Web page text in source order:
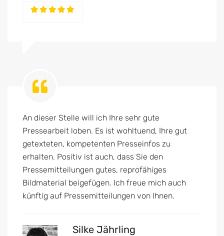
An dieser Stelle will ich Ihre sehr gute
Pressearbeit loben. Es ist wohltuend, Ihre gut
getexteten, kompetenten Presseinfos zu
erhalten. Positiv ist auch, dass Sie den
Pressemitteilungen gutes, reprofähiges
Bildmaterial beigefügen. Ich freue mich auch
künftig auf Pressemitteilungen von Ihnen.
Silke Jährling